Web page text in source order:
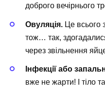
доброго вечірнього
Овуляція. Це всього
тож… так,
через звільнення
Інфекції або
вже не жарти! І тіло